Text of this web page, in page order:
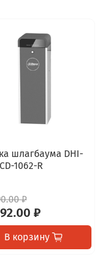
шлагбаума DHI-
1062-R
₽
₽
В корзину